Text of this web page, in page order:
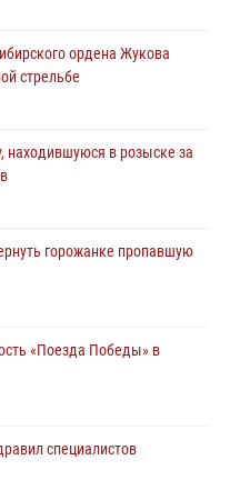
ордена Жукова
стрельбе
находившуюся в розыске за
горожанке пропавшую
«Поезда Победы» в
специалистов